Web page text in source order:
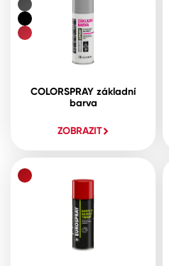
COLORSPRAY základní
barva
ZOBRAZIT